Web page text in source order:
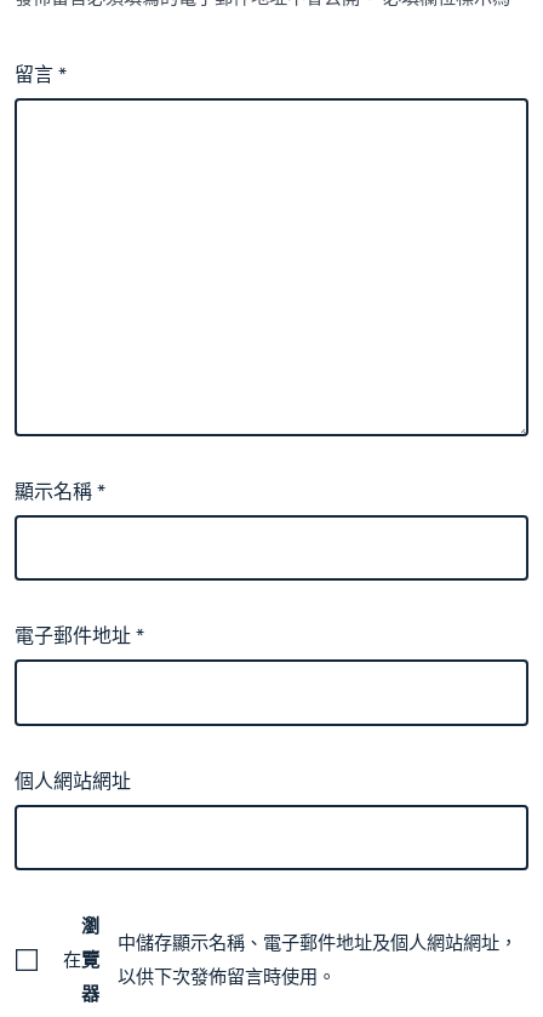
留言*
顯示名稱*
電子郵件地址*
個人網站網址
在
瀏
覽
器
中儲存顯示名稱、電子郵件地址及個人網站網址，
以供下次發佈留言時使用。